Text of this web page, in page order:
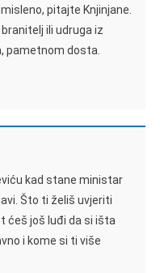
pitajte Knjinjane.
ili udruga iz
pametnom dosta.
kad stane ministar
Što ti želiš uvjeriti
ćeš još luđi da si išta
i kome si ti više